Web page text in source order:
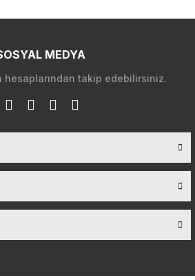
MEDYA
hesaplarından takip edebilirsiniz.